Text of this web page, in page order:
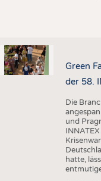
Green
der 58.
Die
und
hatte,